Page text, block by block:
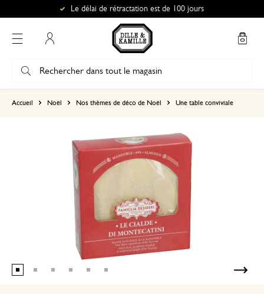
Le délai de rétractation est de 100 jours
Accueil Noël Nos thèmes de déco de Noël Une table conviviale